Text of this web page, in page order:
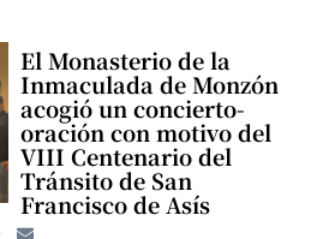
El Monasterio de la
Inmaculada de Monzón
acogió un concierto-
oración con motivo del
VIII Centenario del
Tránsito de San
Francisco de Asís